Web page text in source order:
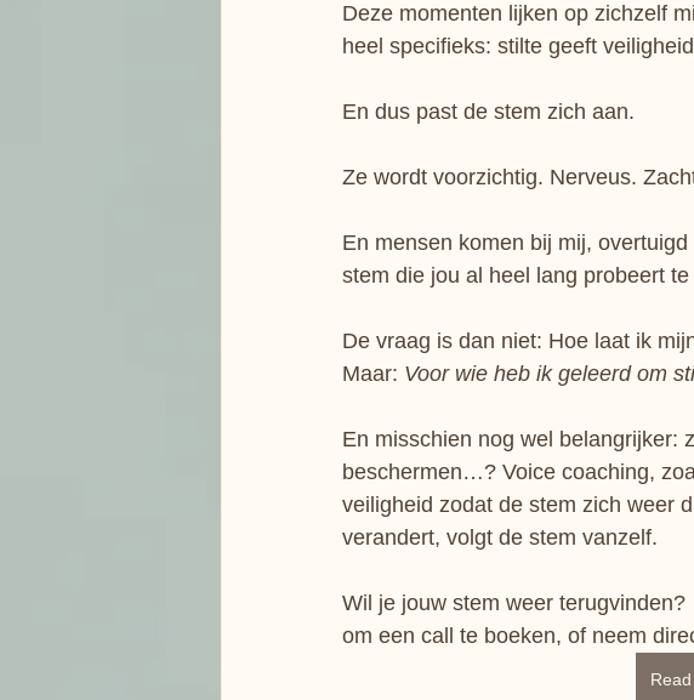
Deze momenten lijken op zichzelf
heel specifieks: stilte geeft
En dus past de stem zich aan.
Ze wordt voorzichtig. Nerveus.
En mensen komen bij mij,
stem die jou al heel lang probeert
De vraag is dan niet: Hoe laat ik
Maar: Voor wie heb ik geleerd om
En misschien nog wel belangrijker:
beschermen…? Voice coaching,
veiligheid zodat de stem zich weer
verandert, volgt de stem vanzelf.
Wil je jouw stem weer terugvinden?
om een call te boeken, of neem